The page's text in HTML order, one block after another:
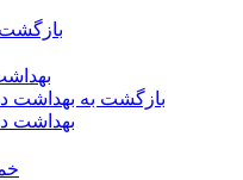
بازگشت
بازگشت به بهداشت
بهداشت